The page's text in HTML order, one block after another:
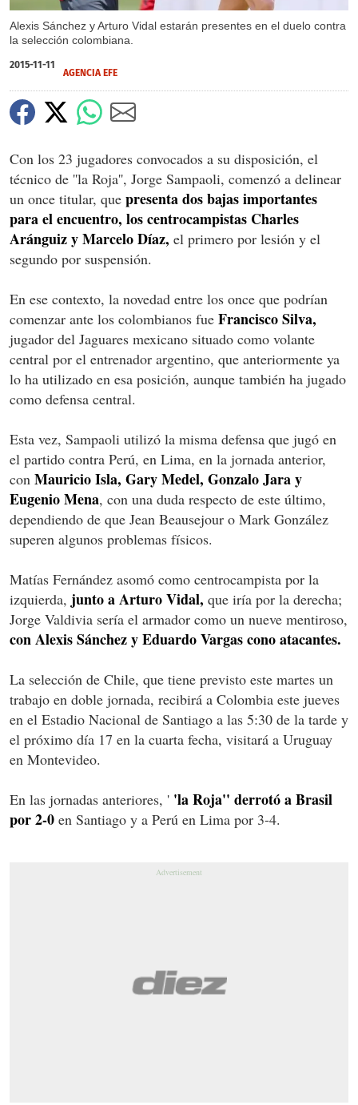
Alexis Sánchez y Arturo Vidal estarán presentes en el duelo contra
la selección colombiana.
2015-11-11
AGENCIA EFE
Con los 23 jugadores convocados a su disposición, el
técnico de ''la Roja'', Jorge Sampaoli, comenzó a delinear
un once titular, que presenta dos bajas importantes
para el encuentro, los centrocampistas Charles
Aránguiz y Marcelo Díaz, el primero por lesión y el
segundo por suspensión.
En ese contexto, la novedad entre los once que podrían
comenzar ante los colombianos fue Francisco Silva,
jugador del Jaguares mexicano situado como volante
central por el entrenador argentino, que anteriormente ya
lo ha utilizado en esa posición, aunque también ha jugado
como defensa central.
Esta vez, Sampaoli utilizó la misma defensa que jugó en
el partido contra Perú, en Lima, en la jornada anterior,
con Mauricio Isla, Gary Medel, Gonzalo Jara y
Eugenio Mena, con una duda respecto de este último,
dependiendo de que Jean Beausejour o Mark González
superen algunos problemas físicos.
Matías Fernández asomó como centrocampista por la
izquierda, junto a Arturo Vidal, que iría por la derecha;
Jorge Valdivia sería el armador como un nueve mentiroso,
con Alexis Sánchez y Eduardo Vargas cono atacantes.
La selección de Chile, que tiene previsto este martes un
trabajo en doble jornada, recibirá a Colombia este jueves
en el Estadio Nacional de Santiago a las 5:30 de la tarde y
el próximo día 17 en la cuarta fecha, visitará a Uruguay
en Montevideo.
En las jornadas anteriores, ' 'la Roja'' derrotó a Brasil
por 2-0 en Santiago y a Perú en Lima por 3-4.